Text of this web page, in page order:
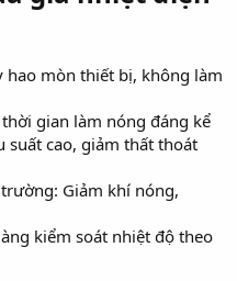
hao mòn thiết bị, không làm
gian làm nóng đáng kể
suất cao, giảm thất thoát
Giảm khí nóng,
kiểm soát nhiệt độ theo